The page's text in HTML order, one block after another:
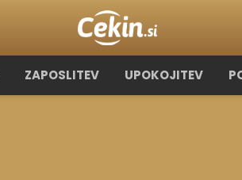
ZAPOSLITEV UPOKOJITEV